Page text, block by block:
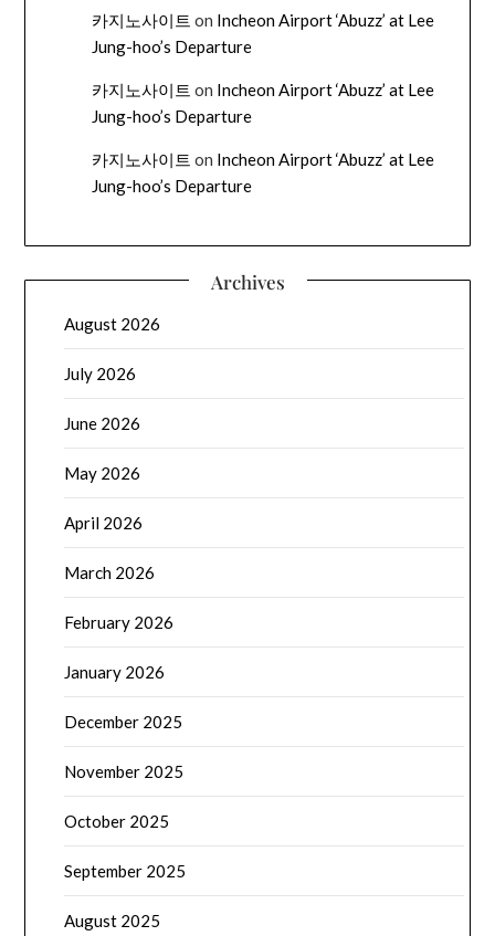
카지노사이트 on Incheon Airport ‘Abuzz’ at Lee
Jung-hoo’s Departure
카지노사이트 on Incheon Airport ‘Abuzz’ at Lee
Jung-hoo’s Departure
카지노사이트 on Incheon Airport ‘Abuzz’ at Lee
Jung-hoo’s Departure
Archives
August 2026
July 2026
June 2026
May 2026
April 2026
March 2026
February 2026
January 2026
December 2025
November 2025
October 2025
September 2025
August 2025